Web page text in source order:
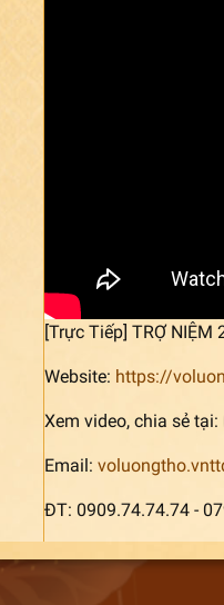
[Trực Tiếp] TRỢ NIỆM
Website: https://
Xem video, chia sẻ tại:
Email:
ĐT: 0909.74.74.74 -